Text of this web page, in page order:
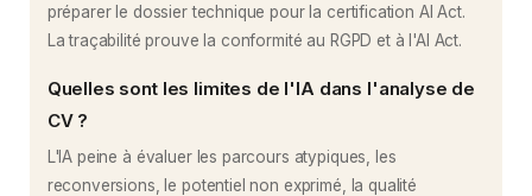
préparer le dossier technique pour la certification AI Act.
La traçabilité prouve la conformité au RGPD et à l'AI Act.
Quelles sont les limites de l'IA dans l'analyse de
CV ?
L'IA peine à évaluer les parcours atypiques, les
reconversions, le potentiel non exprimé, la qualité